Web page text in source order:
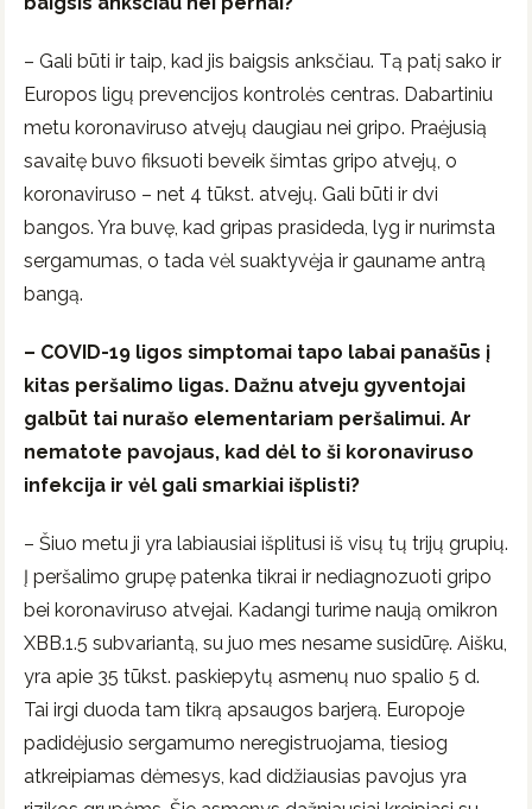
– Gali būti ir taip, kad jis baigsis anksčiau. Tą patį sako ir
Europos ligų prevencijos kontrolės centras. Dabartiniu
metu koronaviruso atvejų daugiau nei gripo. Praėjusią
savaitę buvo fiksuoti beveik šimtas gripo atvejų, o
koronaviruso – net 4 tūkst. atvejų. Gali būti ir dvi
bangos. Yra buvę, kad gripas prasideda, lyg ir nurimsta
sergamumas, o tada vėl suaktyvėja ir gauname antrą
bangą.
– COVID-19 ligos simptomai tapo labai panašūs į
kitas peršalimo ligas. Dažnu atveju gyventojai
galbūt tai nurašo elementariam peršalimui. Ar
nematote pavojaus, kad dėl to ši koronaviruso
infekcija ir vėl gali smarkiai išplisti?
– Šiuo metu ji yra labiausiai išplitusi iš visų tų trijų grupių.
Į peršalimo grupę patenka tikrai ir nediagnozuoti gripo
bei koronaviruso atvejai. Kadangi turime naują omikron
XBB.1.5 subvariantą, su juo mes nesame susidūrę. Aišku,
yra apie 35 tūkst. paskiepytų asmenų nuo spalio 5 d.
Tai irgi duoda tam tikrą apsaugos barjerą. Europoje
padidėjusio sergamumo neregistruojama, tiesiog
atkreipiamas dėmesys, kad didžiausias pavojus yra